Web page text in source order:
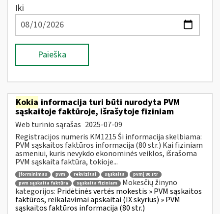
Iki
Paieška
Kokia informacija turi būti nurodyta PVM
sąskaitoje faktūroje, išrašytoje fiziniam
Web turinio sąrašas 2025-07-09
Registracijos numeris KM1215 Ši informacija skelbiama:
PVM sąskaitos faktūros informacija (80 str.) Kai fiziniam
asmeniui, kuris nevykdo ekonominės veiklos, išrašoma
PVM sąskaita faktūra, tokioje...
įforminimas pvm rekvizitai sąskaita
pvmį 80 str
pvm sąskaita faktūra
sąskaita fiziniam
Mokesčių žinyno
kategorijos: Pridėtinės vertės mokestis » PVM sąskaitos
faktūros, reikalavimai apskaitai (IX skyrius) » PVM
sąskaitos faktūros informacija (80 str.)